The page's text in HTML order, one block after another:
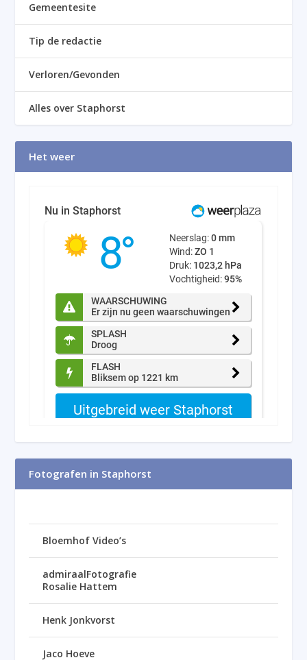
Gemeentesite
Tip de redactie
Verloren/Gevonden
Alles over Staphorst
Het weer
Fotografen in Staphorst
Bloemhof Video’s
admiraalFotografie
Rosalie Hattem
Henk Jonkvorst
Jaco Hoeve